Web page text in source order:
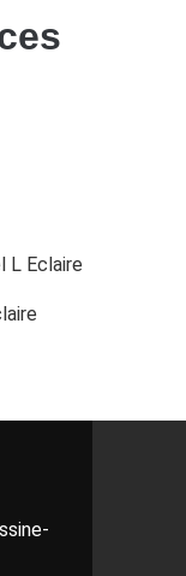
L Eclaire